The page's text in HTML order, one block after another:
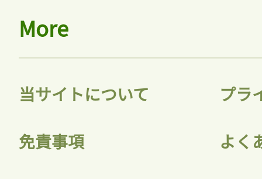
More
当サイトについて プラ
免責事項 よく